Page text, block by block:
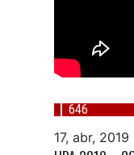
646
17, abr, 2019